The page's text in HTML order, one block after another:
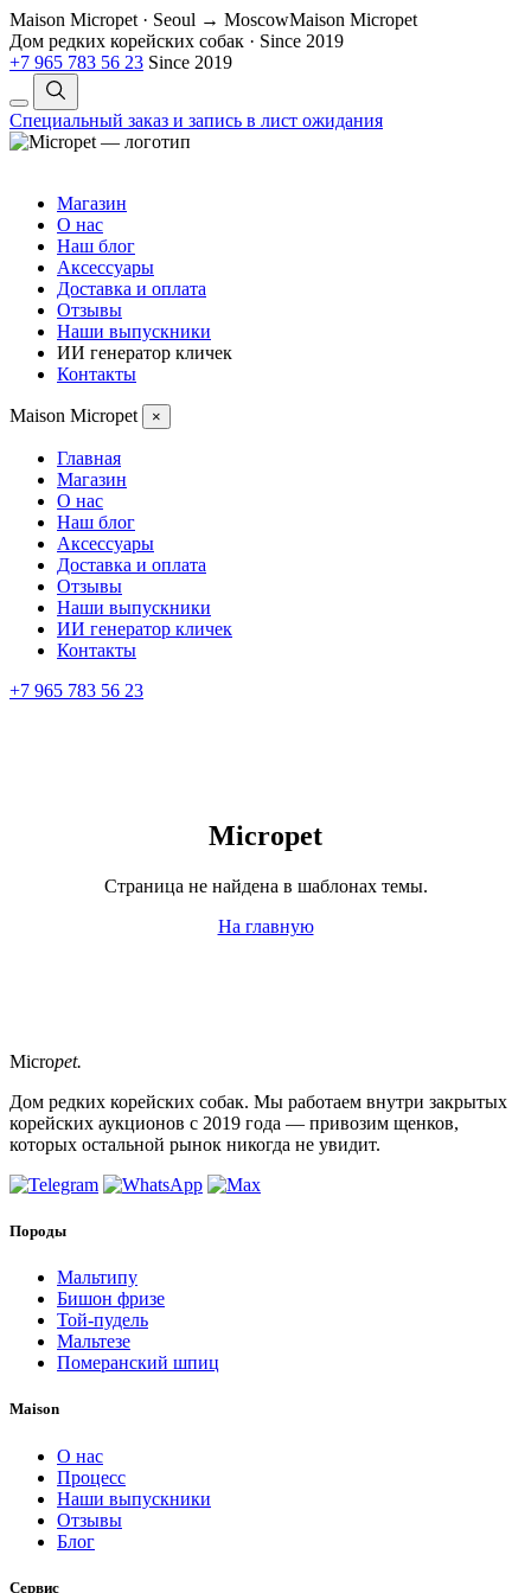
Maison Micropet · Seoul → MoscowMaison Micropet
Дом редких корейских собак · Since 2019
+7 965 783 56 23 Since 2019
Специальный заказ и запись в лист ожидания
Магазин
О нас
Наш блог
Аксессуары
Доставка и оплата
Отзывы
Наши выпускники
ИИ генератор кличек
Контакты
Maison Micropet ×
Главная
Магазин
О нас
Наш блог
Аксессуары
Доставка и оплата
Отзывы
Наши выпускники
ИИ генератор кличек
Контакты
+7 965 783 56 23
Micropet
Страница не найдена в шаблонах темы.
На главную
Micropet.
Дом редких корейских собак. Мы работаем внутри закрытых
корейских аукционов с 2019 года — привозим щенков,
которых остальной рынок никогда не увидит.
Породы
Мальтипу
Бишон фризе
Той-пудель
Мальтезе
Померанский шпиц
Maison
О нас
Процесс
Наши выпускники
Отзывы
Блог
Сервис